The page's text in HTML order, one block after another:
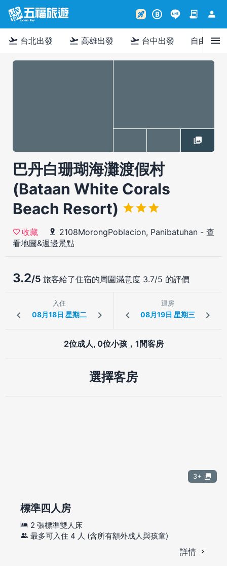
rocket_launch B contract person
flight_takeoff 台北出發 flight_takeoff 高雄出發 flight_takeoff 台中出發 自由行menu
巴丹白珊瑚海灘渡假村
(Bataan White Corals
Beach Resort)
收藏 2108MorongPoblacion, Panibatuhan - 查
看地圖&週邊景點
3.2/5 旅客給了住宿的周圍滿意度 3.7/5 的評價
入住 退房
2位成人, 0位小孩，1間客房
選擇客房
3+
標準四人房
2 張標準雙人床
最多可入住 4 人 (含所有額外成人與孩童)
詳情